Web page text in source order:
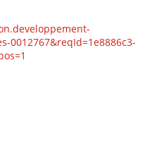
0012767&reqId=1e8886c3-